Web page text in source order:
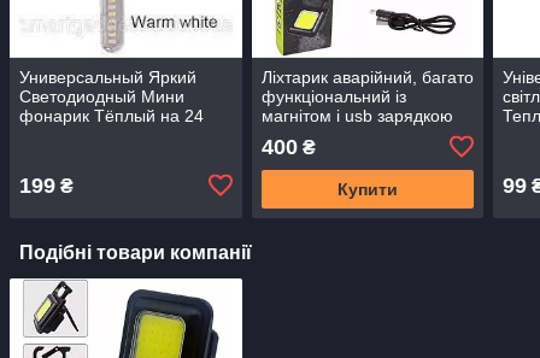
Универсальный Яркий
Светодиодный Мини
фонарик Тёплый на 24
199 ₴
Ліхтарик аварійний, багато
функціональний із
магнітом і usb зарядкою
400₴
Купити 99
Подібні товари компанії